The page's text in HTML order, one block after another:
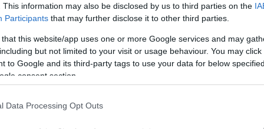
This information may also be disclosed by us to third parties on the
Participants that may further disclose it to other third parties.
that this website/app uses one or more Google services and may
but not limited to your visit or usage behaviour. You may
to Google and its third-party tags to use your data for below
consent section.
Data Processing Opt Outs
πραγματιστική πολιτική», είπε σε μία
συνέντευξη Tύπου με τον Τούρκο
Κωνσταντινούπολη, επιβεβαιώνοντας
μορφή» στιςγερμανοτουρκικές
έναναιώνα